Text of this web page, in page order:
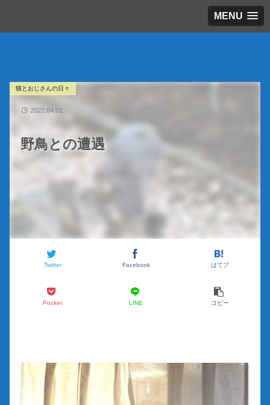
MENU
野鳥との遭遇
猫とおじさんの日々
Twitter Facebook はてブ
Pocket LINE コピー
2022.04.01